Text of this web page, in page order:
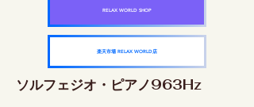
RELAX WORLD SHOP
楽天市場 RELAX WORLD店
ソルフェジオ・ピアノ963Hz